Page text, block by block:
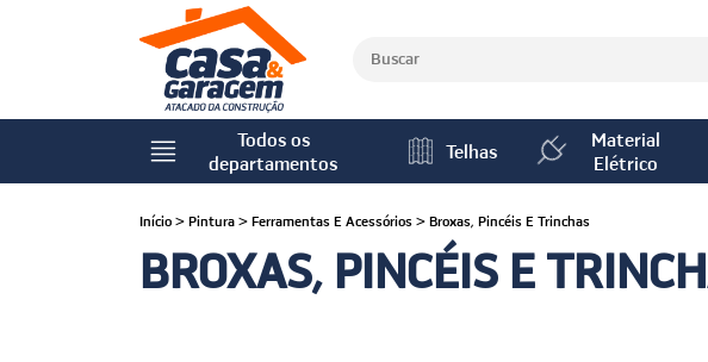
Todos os
departamentos
Telhas
Material
Elétrico
Início > Pintura > Ferramentas E Acessórios > Broxas, Pincéis E Trinchas
BROXAS, PINCÉIS E